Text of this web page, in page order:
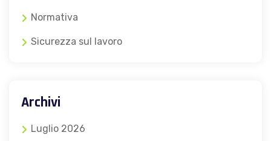
Normativa
Sicurezza sul lavoro
Archivi
Luglio 2026